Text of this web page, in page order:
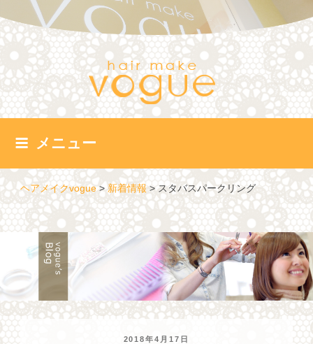
ン
テ
ツ
へ
ス
キ
メニュー
ヘアメイクvogue>新着情報>スタバスパークリング
投
2018年4月17日